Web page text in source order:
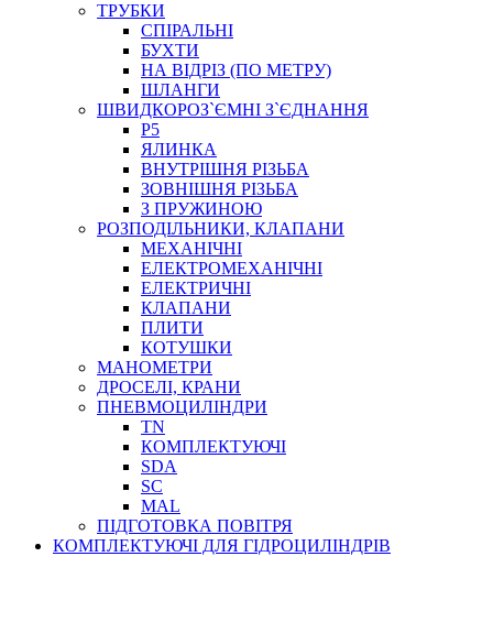
ТРУБКИ
СПІРАЛЬНІ
БУХТИ
НА ВІДРІЗ (ПО МЕТРУ)
ШЛАНГИ
ШВИДКОРОЗ`ЄМНІ З`ЄДНАННЯ
P5
ЯЛИНКА
ВНУТРІШНЯ РІЗЬБА
ЗОВНІШНЯ РІЗЬБА
З ПРУЖИНОЮ
РОЗПОДІЛЬНИКИ, КЛАПАНИ
МЕХАНІЧНІ
ЕЛЕКТРОМЕХАНІЧНІ
ЕЛЕКТРИЧНІ
КЛАПАНИ
ПЛИТИ
КОТУШКИ
МАНОМЕТРИ
ДРОСЕЛІ, КРАНИ
ПНЕВМОЦИЛІНДРИ
TN
КОМПЛЕКТУЮЧІ
SDA
SC
MAL
ПІДГОТОВКА ПОВІТРЯ
КОМПЛЕКТУЮЧІ ДЛЯ ГІДРОЦИЛІНДРІВ